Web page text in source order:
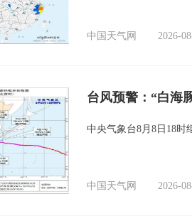
中国天气网 2026-
台风预警：“白海
中央气象台8月8日18时
中国天气网 2026-